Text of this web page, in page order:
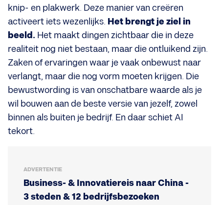
knip- en plakwerk. Deze manier van creëren
activeert iets wezenlijks. Het brengt je ziel in
beeld. Het maakt dingen zichtbaar die in deze
realiteit nog niet bestaan, maar die ontluikend zijn.
Zaken of ervaringen waar je vaak onbewust naar
verlangt, maar die nog vorm moeten krijgen. Die
bewustwording is van onschatbare waarde als je
wil bouwen aan de beste versie van jezelf, zowel
binnen als buiten je bedrijf. En daar schiet AI
tekort.
ADVERTENTIE
Business- & Innovatiereis naar China -
3 steden & 12 bedrijfsbezoeken